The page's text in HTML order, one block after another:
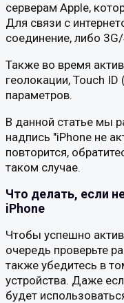
серверам Apple,
Для связи с
соединение, либо
Также во время
геолокации, Touch
параметров.
В данной статье мы
надпись "iPhone не
повторится,
таком случае.
Что делать, если
iPhone
Чтобы успешно
очередь проверьте
также убедитесь в
устройства. Даже
будет